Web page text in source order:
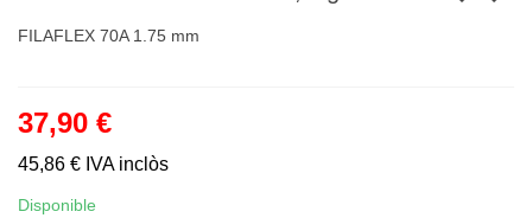
FILAFLEX 70A 1.75 mm
37,90 €
45,86 € IVA inclòs
Disponible